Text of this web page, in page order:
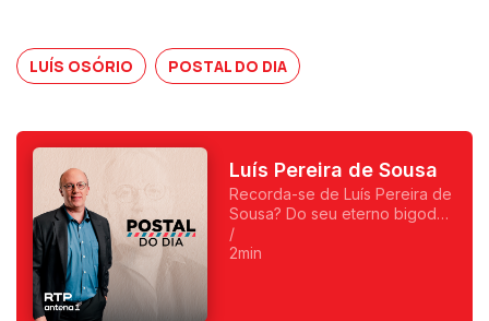
LUÍS OSÓRIO POSTAL DO DIA
Luís Pereira de Sousa
Recorda-se de Luís Pereira de
Sousa? Do seu eterno bigode?
Foi o primeiro a fazer
programas da manhã e o
/
2min